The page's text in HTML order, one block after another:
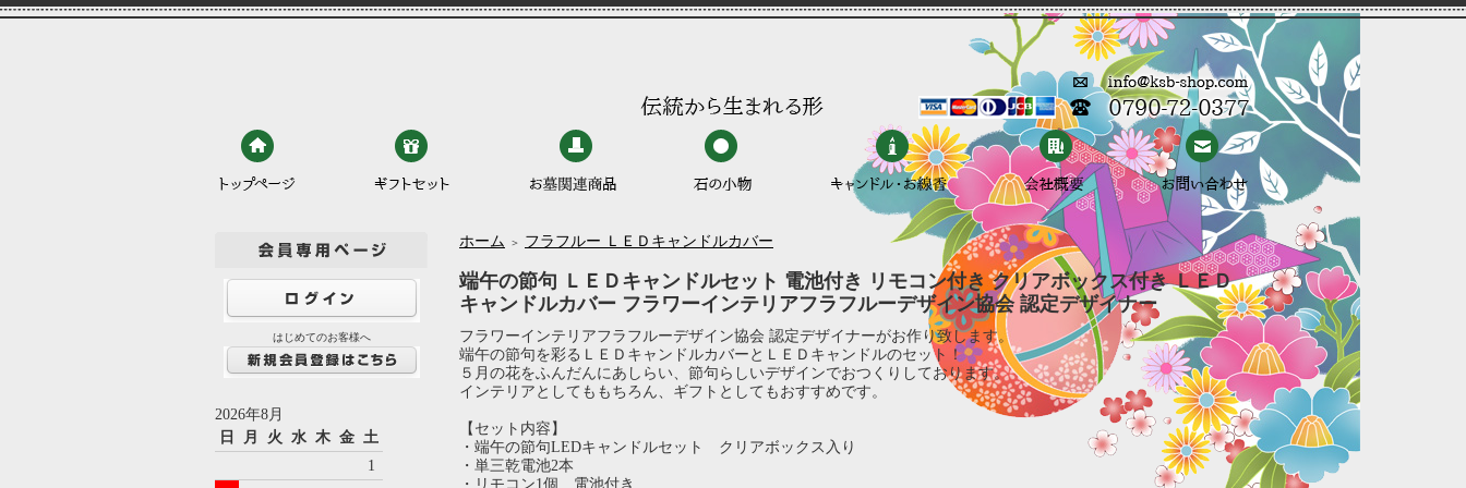
はじめてのお客様へ
2026年8月
日
月 火 水 木 金 土
1
ホーム ＞ フラフルー ＬＥＤキャンドルカバー
端午の節句 ＬＥＤキャンドルセット 電池付き リモコン付き クリアボックス付き ＬＥＤ
キャンドルカバー フラワーインテリアフラフルーデザイン協会 認定デザイナー
フラワーインテリアフラフルーデザイン協会 認定デザイナーがお作り致します。
端午の節句を彩るＬＥＤキャンドルカバーとＬＥＤキャンドルのセット！
５月の花をふんだんにあしらい、節句らしいデザインでおつくりしております。
インテリアとしてももちろん、ギフトとしてもおすすめです。
【セット内容】
・端午の節句LEDキャンドルセット クリアボックス入り
・単三乾電池2本
・リモコン1個 電池付き